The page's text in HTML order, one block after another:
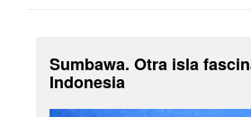
Sumbawa. Otra isla
Indonesia